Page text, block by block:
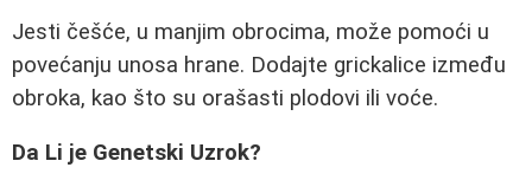
Jesti češće, u manjim obrocima, može pomoći u
povećanju unosa hrane. Dodajte grickalice između
obroka, kao što su orašasti plodovi ili voće.
Da Li je Genetski Uzrok?